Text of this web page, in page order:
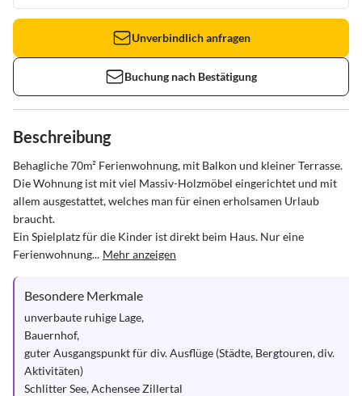
Unverbindlich anfragen
Buchung nach Bestätigung
Beschreibung
Behagliche 70m² Ferienwohnung, mit Balkon und kleiner Terrasse.
Die Wohnung ist mit viel Massiv-Holzmöbel eingerichtet und mit
allem ausgestattet, welches man für einen erholsamen Urlaub
braucht.
Ein Spielplatz für die Kinder ist direkt beim Haus. Nur eine
Ferienwohnung... Mehr anzeigen
Besondere Merkmale
unverbaute ruhige Lage,
Bauernhof,
guter Ausgangspunkt für div. Ausflüge (Städte, Bergtouren, div.
Aktivitäten)
Schlitter See, Achensee Zillertal